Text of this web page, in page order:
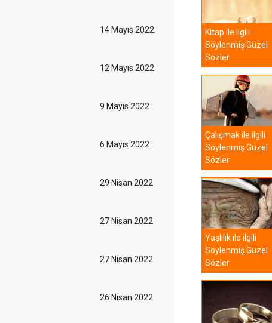
14 Mayıs 2022
12 Mayıs 2022
9 Mayıs 2022
6 Mayıs 2022
29 Nisan 2022
27 Nisan 2022
27 Nisan 2022
26 Nisan 2022
Kitap ile ilgili
Söylenmiş Güzel
Sözler
Çalışmak ile ilgili
Söylenmiş Güzel
Sözler
Yaşlılık ile ilgili
Söylenmiş Güzel
Sözler